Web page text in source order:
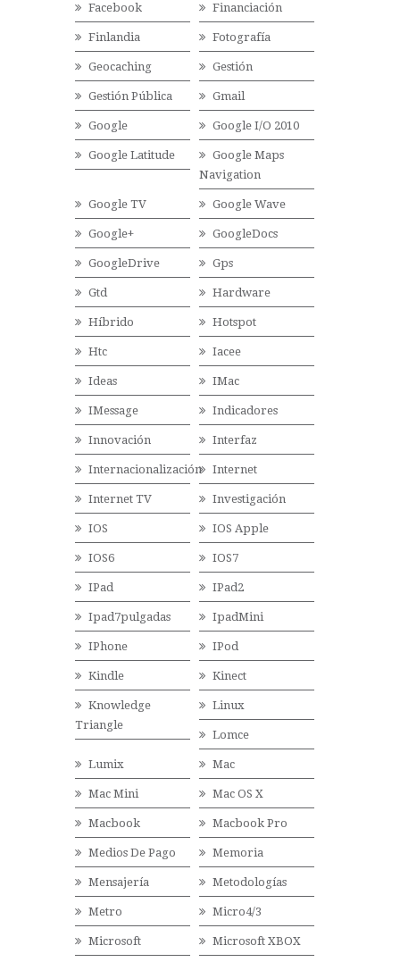
Facebook Financiación
Finlandia Fotografía
Geocaching Gestión
Gestión Pública Gmail
Google Google I/O 2010
Google Latitude
Google Maps
Navigation
Google TV Google Wave
Google+ GoogleDocs
GoogleDrive Gps
Gtd Hardware
Híbrido Hotspot
Htc Iacee
Ideas IMac
IMessage Indicadores
Innovación Interfaz
Internacionalización Internet
Internet TV Investigación
IOS IOS Apple
IOS6 IOS7
IPad IPad2
Ipad7pulgadas IpadMini
IPhone IPod
Kindle Kinect
Knowledge
Triangle
Linux
Lomce
Lumix Mac
Mac Mini Mac OS X
Macbook Macbook Pro
Medios De Pago Memoria
Mensajería Metodologías
Metro Micro4/3
Microsoft Microsoft XBOX